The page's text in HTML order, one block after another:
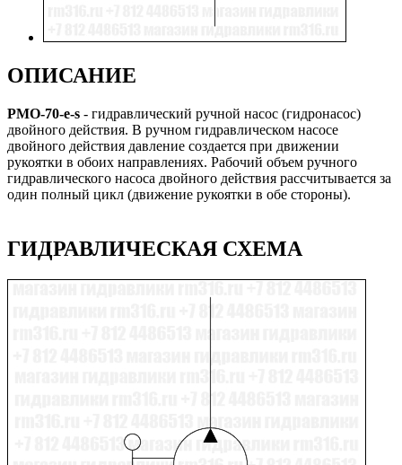
ОПИСАНИЕ
PMO-70-e-s - гидравлический ручной насос (гидронасос)
двойного действия. В ручном гидравлическом насосе
двойного действия давление создается при движении
рукоятки в обоих направлениях. Рабочий объем ручного
гидравлического насоса двойного действия рассчитывается за
один полный цикл (движение рукоятки в обе стороны).
ГИДРАВЛИЧЕСКАЯ СХЕМА